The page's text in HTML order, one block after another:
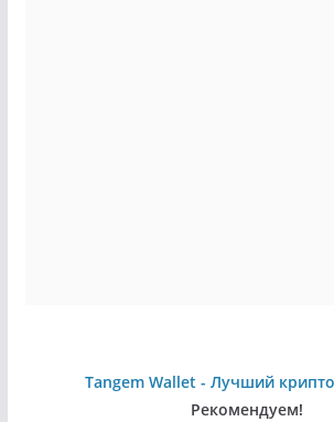
Tangem Wallet - Лучший
Рекомендуем!